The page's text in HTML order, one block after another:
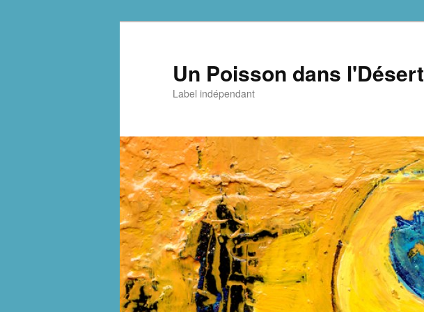
Un Poisson dans l'Désert
Label indépendant